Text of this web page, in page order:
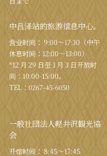
中吕泽站的旅游信息中心。
营业时间： 9:00〜17:30（中午
休息时间：12:00〜13:00）
*12 月 29 日至 1 月 3 日开放时
间：10:00-15:00。
TEL： 0267-45-6050
一般社団法人軽井沢観光協
会
开馆时间： 8:45～17:45